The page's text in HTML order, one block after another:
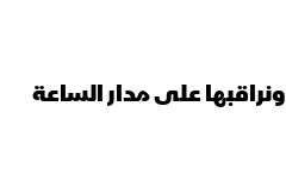
على مدار الساعة